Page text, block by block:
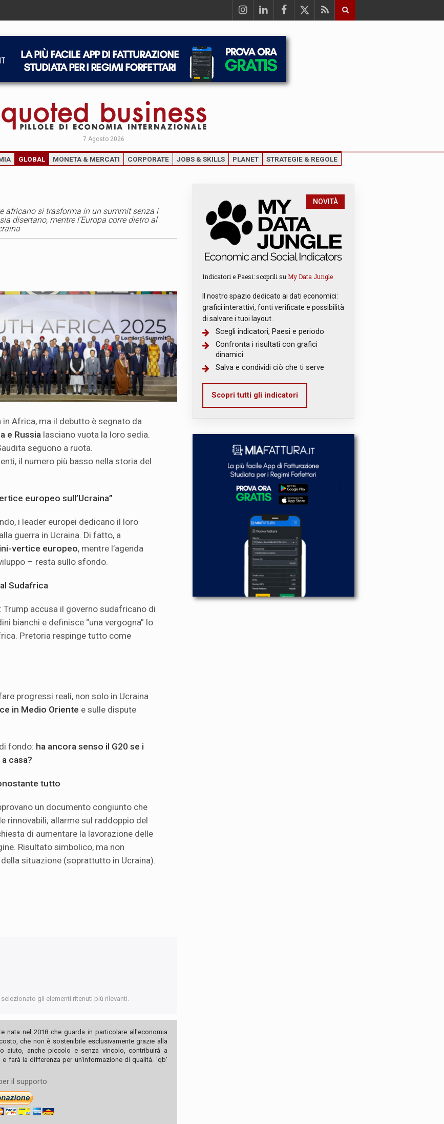
7 Agosto 2026
GLOBAL MONETA & MERCATI CORPORATE JOBS & SKILLS PLANET STRATEGIE & REGOLE
africano si trasforma in un summit senza i
disertano, mentre l’Europa corre dietro al
in Africa, ma il debutto è segnato da
e Russia lasciano vuota la loro sedia.
seguono a ruota.
il numero più basso nella storia del
europeo sull’Ucraina”
i leader europei dedicano il loro
guerra in Ucraina. Di fatto, a
vertice europeo, mentre l’agenda
– resta sullo sfondo.
Sudafrica
Trump accusa il governo sudafricano di
bianchi e definisce “una vergogna” lo
Pretoria respinge tutto come
progressi reali, non solo in Ucraina
in Medio Oriente e sulle dispute
fondo: ha ancora senso il G20 se i
casa?
tutto
un documento congiunto che
rinnovabili; allarme sul raddoppio del
di aumentare la lavorazione delle
Risultato simbolico, ma non
situazione (soprattutto in Ucraina).
gli elementi ritenuti più rilevanti.
nata nel 2018 che guarda in particolare all'economia
che non è sostenibile esclusivamente grazie alla
aiuto, anche piccolo e senza vincolo, contribuirà a
farà la differenza per un'informazione di qualità. 'qb'
il supporto
NOVITÀ
Indicatori e Paesi: scoprili su My Data Jungle
Il nostro spazio dedicato ai dati economici:
grafici interattivi, fonti verificate e possibilità
di salvare i tuoi layout.
Scegli indicatori, Paesi e periodo
Confronta i risultati con grafici
dinamici
Salva e condividi ciò che ti serve
Scopri tutti gli indicatori